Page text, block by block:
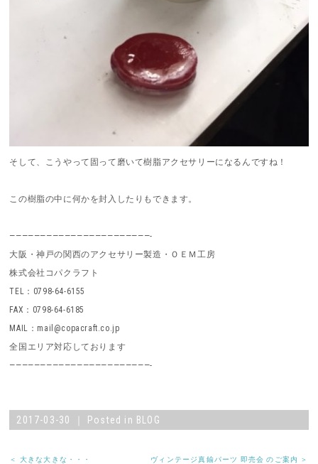
そして、こうやって固って磨いて樹脂アクセサリーになるんですね！
この樹脂の中に何かを封入したりもできます。
———————————————————————-
大阪・神戸の関西のアクセサリー製造・ＯＥＭ工房
株式会社コパクラフト
TEL：0798-64-6155
FAX：0798-64-6185
MAIL：mail@copacraft.co.jp
全国エリア対応しております
———————————————————————-
2017-03-30 ｜ Posted in BLOG
＜ 大きな大きな・・・ ヴィンテージ真鍮パーツ 即売会 のご案内 ＞